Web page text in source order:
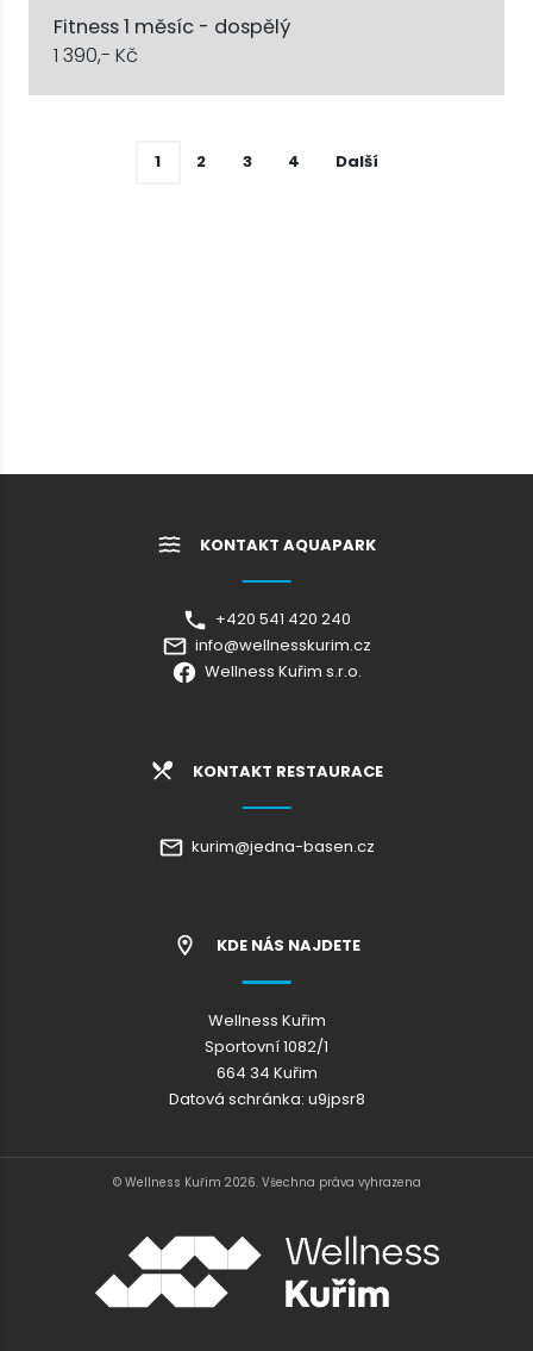
Fitness 1 měsíc - dospělý
1 390,- Kč
1 2 3 4 Další
KONTAKT AQUAPARK
+420 541 420 240
info@wellnesskurim.cz
Wellness Kuřim s.r.o.
KONTAKT RESTAURACE
kurim@jedna-basen.cz
KDE NÁS NAJDETE
Wellness Kuřim
Sportovní 1082/1
664 34 Kuřim
Datová schránka: u9jpsr8
© Wellness Kuřim 2026. Všechna práva vyhrazena